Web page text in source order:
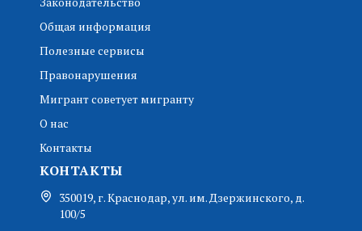
Общая информация
Полезные сервисы
Правонарушения
Мигрант советует мигранту
О нас
Контакты
КОНТАКТЫ
350019, г. Краснодар, ул. им. Дзержинского, д.
100/5